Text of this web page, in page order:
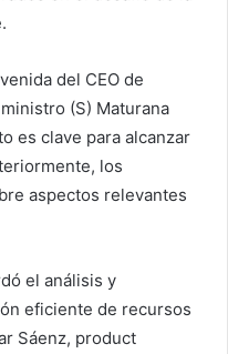
del CEO de
(S) Maturana
es clave para alcanzar
los
aspectos relevantes
el análisis y
eficiente de recursos
Sáenz, product